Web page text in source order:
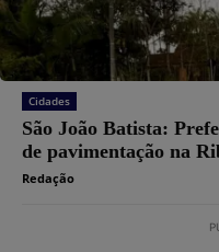
Cidades
São João Batista:
de pavimentação na
Redação